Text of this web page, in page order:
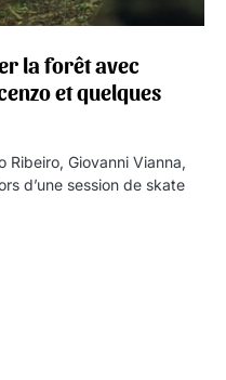
la forêt avec
et quelques
Ribeiro, Giovanni Vianna,
d’une session de skate